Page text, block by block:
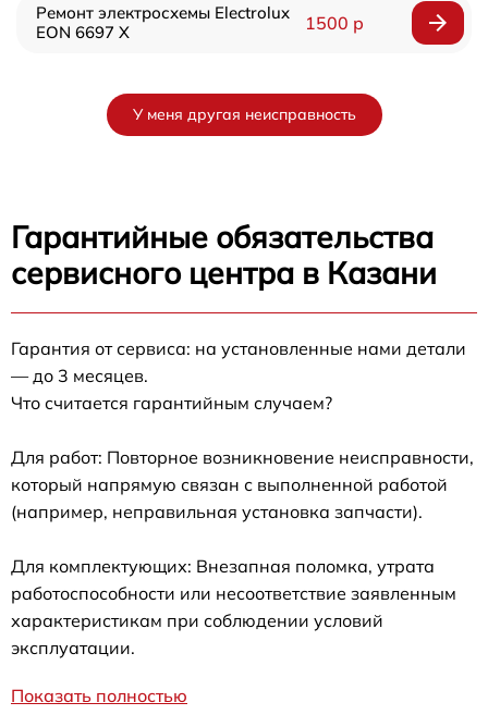
Ремонт электросхемы Electrolux
EON 6697 X
1500 р
У меня другая неисправность
Гарантийные обязательства
сервисного центра в Казани
Гарантия от сервиса: на установленные нами детали
— до 3 месяцев.
Что считается гарантийным случаем?
Для работ: Повторное возникновение неисправности,
который напрямую связан с выполненной работой
(например, неправильная установка запчасти).
Для комплектующих: Внезапная поломка, утрата
работоспособности или несоответствие заявленным
характеристикам при соблюдении условий
эксплуатации.
Показать полностью